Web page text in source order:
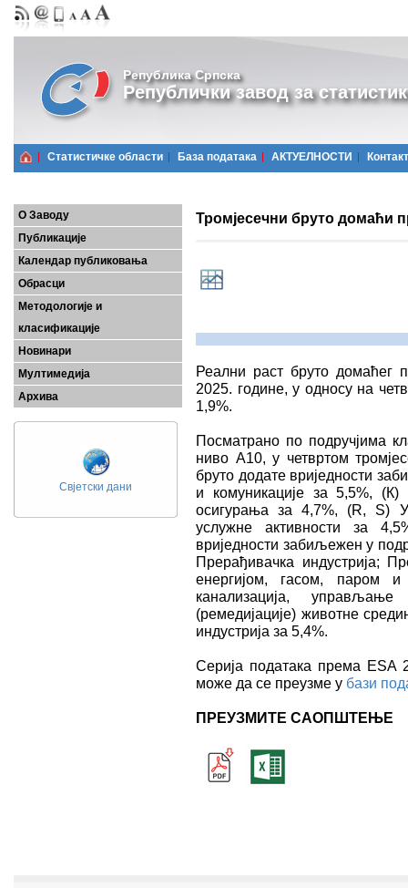
Република Српска
Републички завод за
Статистичке области Базa података АКТУЕЛНОСТИ Контакт
О Заводу
Публикације
Календар публиковања
Обрасци
Методологије и
класификације
Новинари
Мултимедија
Архива
Свјетски дани
Тромјесечни бруто домаћи
Реални раст бруто домаћег
2025. године, у односу на
1,9%.
Посматрано по подручјима
ниво А10, у четвртом
бруто додате вриједности
и комуникације за 5,5%, (К)
осигурања за 4,7%, (R, S)
услужне активности за
вриједности забиљежен у
Прерађивачка индустрија;
енергијом, гасом, паром и
канализација,
(ремедијације) животне
индустрија за 5,4%.
Серија података према ESA
може да се преузме у бази
ПРЕУЗМИТЕ САОПШТЕЊЕ